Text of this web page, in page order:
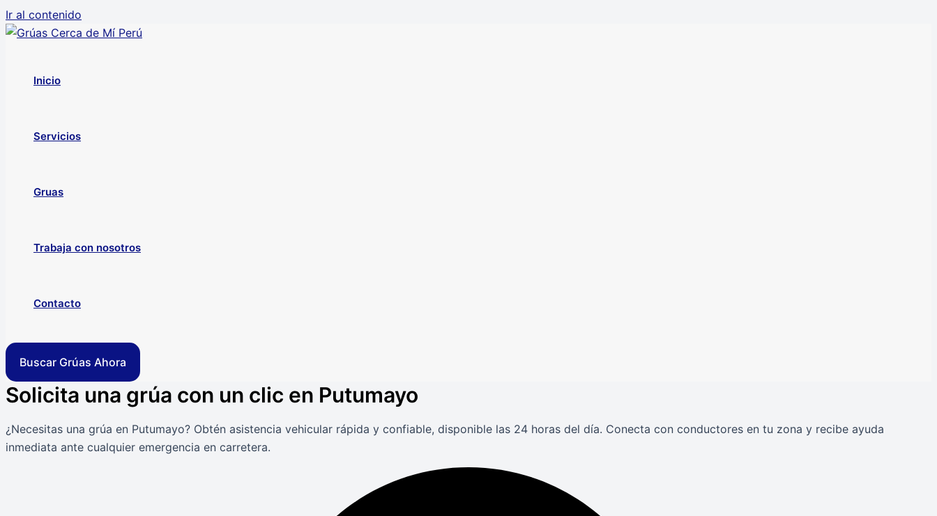
Ir al contenido
Inicio
Servicios
Gruas
Trabaja con nosotros
Contacto
Buscar Grúas Ahora
Solicita una grúa con un clic en Putumayo
¿Necesitas una grúa en Putumayo? Obtén asistencia vehicular rápida y confiable, disponible las 24 horas del día. Conecta con conductores en tu zona y recibe ayuda
inmediata ante cualquier emergencia en carretera.